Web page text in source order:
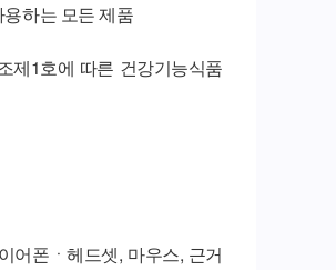
하는 모든 제품
제1호에 따른 건강기능식품
어폰ㆍ헤드셋, 마우스, 근거